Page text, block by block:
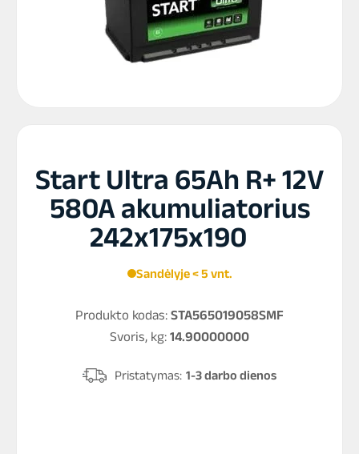
Start Ultra 65Ah R+ 12V
580A akumuliatorius
242x175x190
Sandėlyje < 5 vnt.
Produkto kodas: STA565019058SMF
Svoris, kg: 14.90000000
Pristatymas: 1-3 darbo dienos